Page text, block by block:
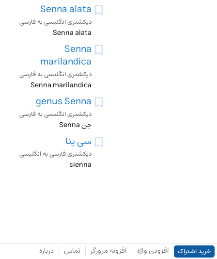
Senna alata
دیکشنری انگلیسی به فارسی
Senna alata
Senna
marilandica
دیکشنری انگلیسی به فارسی
Senna marilandica
genus Senna
دیکشنری انگلیسی به فارسی
جن Senna
سی ینا
دیکشنری فارسی به انگلیسی
sienna
خرید اشتراک افزودن واژه افزونه مرورگر تماس درباره